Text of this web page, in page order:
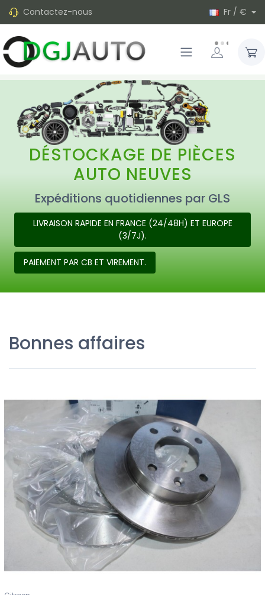
Contactez-nous Fr / €
DÉSTOCKAGE DE PIÈCES
AUTO NEUVES
Expéditions quotidiennes par GLS
LIVRAISON RAPIDE EN FRANCE (24/48H) ET EUROPE
(3/7J).
PAIEMENT PAR CB ET VIREMENT.
Bonnes affaires